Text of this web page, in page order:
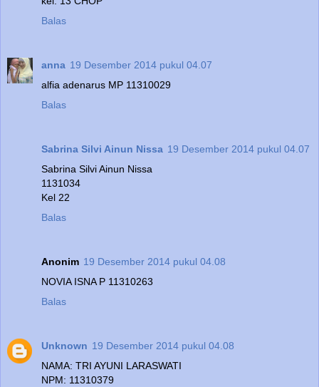
Balas
anna 19 Desember 2014 pukul 04.07
alfia adenarus MP 11310029
Balas
Sabrina Silvi Ainun Nissa 19 Desember 2014 pukul 04.07
Sabrina Silvi Ainun Nissa
1131034
Kel 22
Balas
Anonim 19 Desember 2014 pukul 04.08
NOVIA ISNA P 11310263
Balas
Unknown 19 Desember 2014 pukul 04.08
NAMA: TRI AYUNI LARASWATI
NPM: 11310379